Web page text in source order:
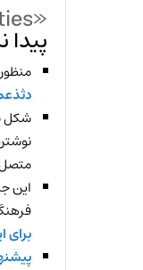
«nebulosities»
شکل
این
برای